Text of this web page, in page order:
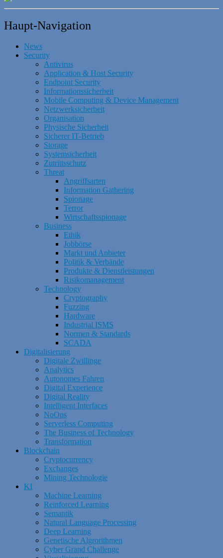
Haupt-Navigation
News
Security
Antivirus
Application & Host Security
Endpoint Security
Informationssicherheit
Mobile Computing & Device Management
Netzwerksicherheit
Organisation
Physische Sicherheit
Sicherer IT-Betrieb
Storage
Systemsicherheit
Zutrittsschutz
Threat
Angriffsarten
Information Gathering
Spionage
Terror
Wirtschaftsspionage
Business
Ethik
Jobbörse
Markt und Anbieter
Politik & Verbände
Produkte & Dienstleistungen
Risikomanagement
Technology
Cryptography
Fuzzing
Hardware
Industrial ISMS
Normen & Standards
SCADA
Digitalisierung
Digitale Zwillinge
Analytics
Autonomes Fahren
Digital Experience
Digital Reality
Intelligent Interfaces
NoOps
Serverless Computing
The Business of Technology
Transformation
Blockchain
Cryptocurrency
Exchanges
Mining Technologie
KI
Machine Learning
Reinforced Learning
Semantik
Natural Language Processing
Deep Learning
Genetische Algrorithmen
Cyber Grand Challenge